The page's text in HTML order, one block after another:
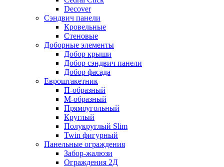
Decover
Сэндвич панели
Кровельные
Стеновые
Доборные элементы
Добор крыши
Добор сэндвич панели
Добор фасада
Евроштакетник
П-образный
М-образный
Прямоугольный
Круглый
Полукруглый Slim
Twin фигурный
Панельные ограждения
Забор-жалюзи
Ограждения 2Д